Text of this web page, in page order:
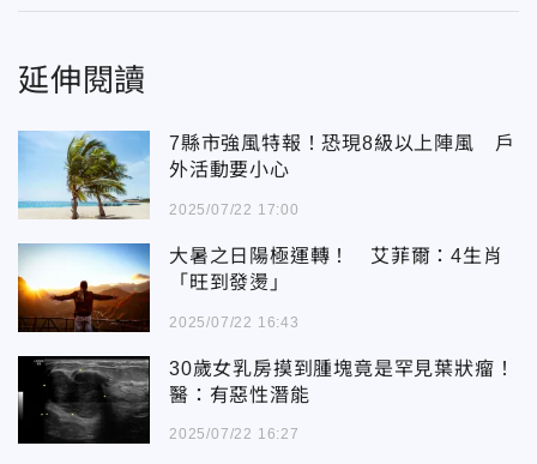
延伸閱讀
7縣市強風特報！恐現8級以上陣風 戶
外活動要小心
2025/07/22 17:00
大暑之日陽極運轉！ 艾菲爾：4生肖
「旺到發燙」
2025/07/22 16:43
30歲女乳房摸到腫塊竟是罕見葉狀瘤！
醫：有惡性潛能
2025/07/22 16:27